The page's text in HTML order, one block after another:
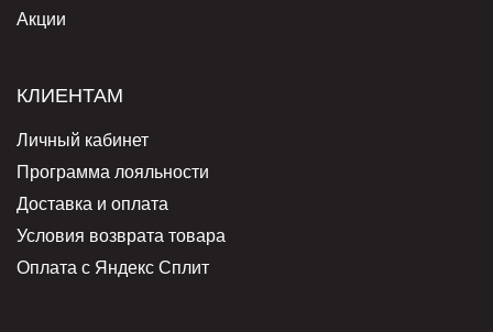
Акции
КЛИЕНТАМ
Личный кабинет
Программа лояльности
Доставка и оплата
Условия возврата товара
Оплата с Яндекс Сплит